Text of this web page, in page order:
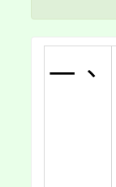
一、